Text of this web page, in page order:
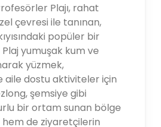
Plajı, rahat
çevresi ile tanınan,
popüler bir
yumuşak kum ve
yüzmek,
aile dostu aktiviteler için
şemsiye gibi
bir ortam sunan bölge
hem de ziyaretçilerin